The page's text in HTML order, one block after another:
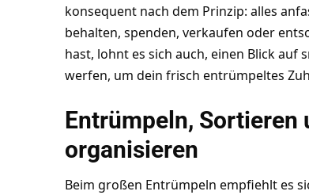
konsequent nach dem Prinzip: alles
behalten, spenden, verkaufen oder
hast, lohnt es sich auch, einen Blick auf
werfen, um dein frisch entrümpeltes
Entrümpeln,
organisieren
Beim großen Entrümpeln empfiehlt es